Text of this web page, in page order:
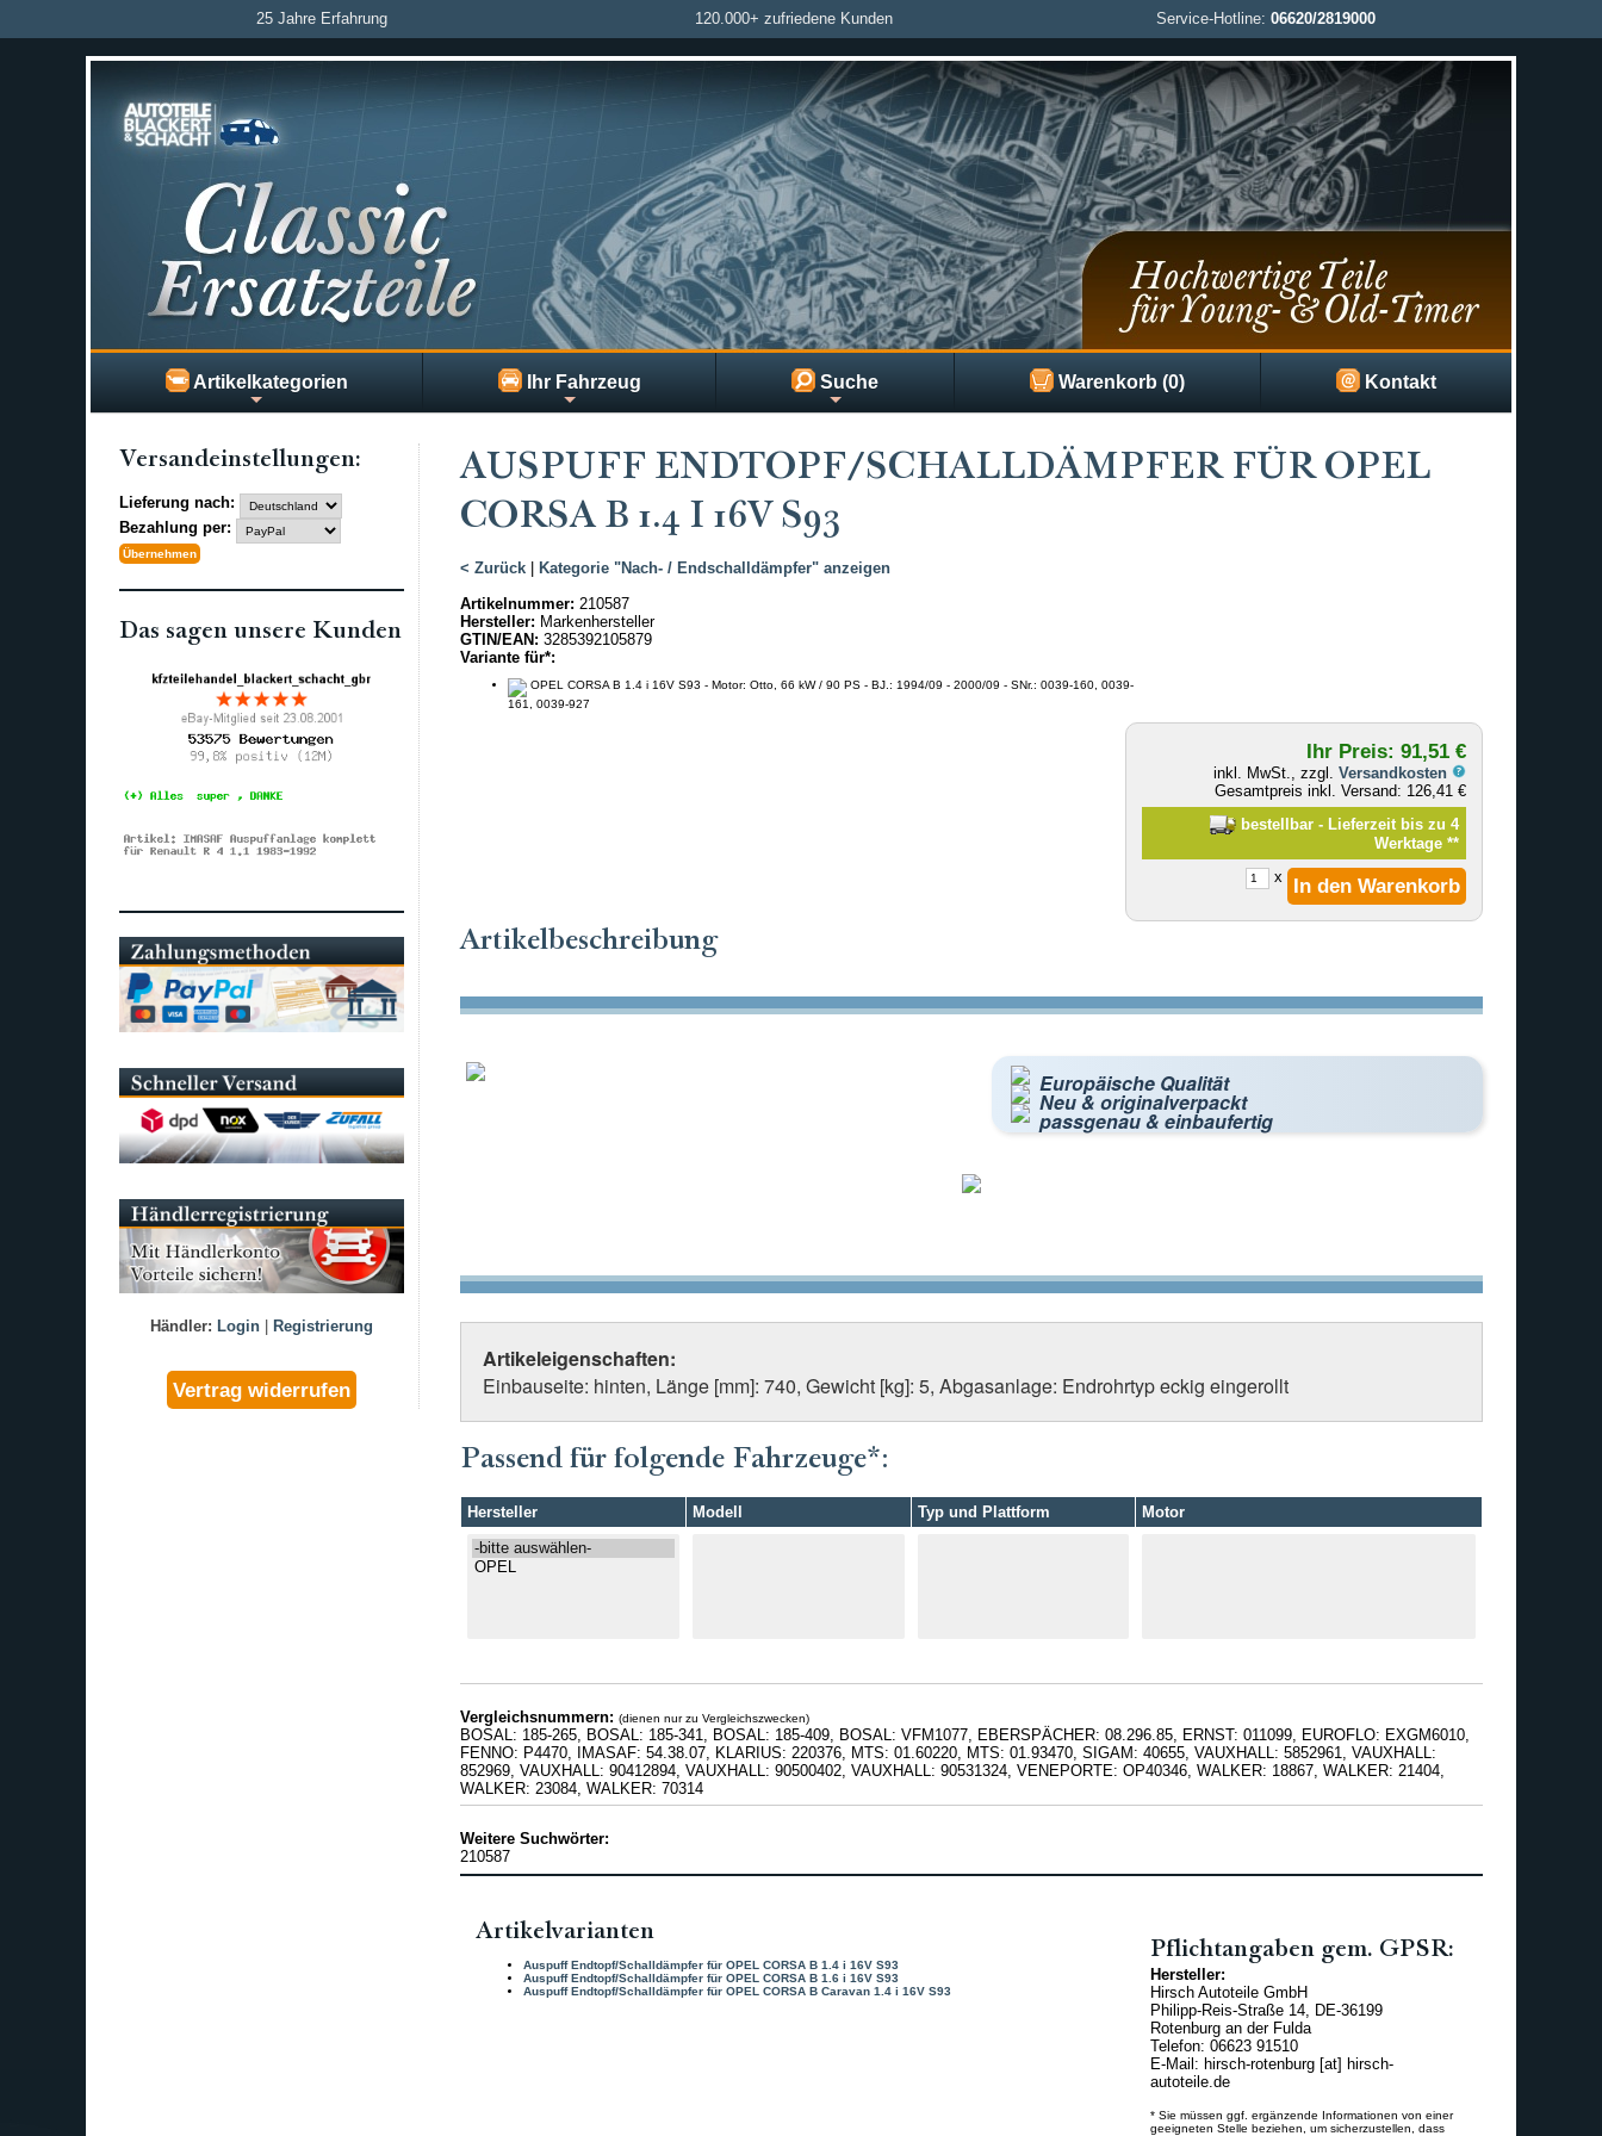
25 Jahre Erfahrung 120.000+ zufriedene Kunden Service-Hotline: 06620/2819000
Artikelkategorien Ihr Fahrzeug Suche Warenkorb (0) Kontakt
AUSPUFF ENDTOPF/SCHALLDÄMPFER FÜR OPEL
CORSA B 1.4 I 16V S93
< Zurück|
Kategorie "Nach- / Endschalldämpfer" anzeigen
Artikelnummer: 210587
Hersteller: Markenhersteller
GTIN/EAN: 3285392105879
Variante für*:
OPEL CORSA B 1.4 i 16V S93 - Motor: Otto, 66 kW / 90 PS - BJ.: 1994/09 - 2000/09 - SNr.: 0039-160, 0039-
161, 0039-927
Ihr Preis: 91,51 €
inkl. MwSt., zzgl.Versandkosten
Gesamtpreis inkl. Versand: 126,41 €
bestellbar - Lieferzeit bis zu 4
Werktage **
x
Artikelbeschreibung
Europäische Qualität
Neu & originalverpackt
passgenau & einbaufertig
Artikeleigenschaften:
Einbauseite: hinten, Länge [mm]: 740, Gewicht [kg]: 5, Abgasanlage: Endrohrtyp eckig eingerollt
Passend für folgende Fahrzeuge*:
Hersteller Modell Typ und Plattform Motor
Vergleichsnummern: (dienen nur zu Vergleichszwecken)
BOSAL: 185-265, BOSAL: 185-341, BOSAL: 185-409, BOSAL: VFM1077, EBERSPÄCHER: 08.296.85, ERNST: 011099, EUROFLO: EXGM6010,
FENNO: P4470, IMASAF: 54.38.07, KLARIUS: 220376, MTS: 01.60220, MTS: 01.93470, SIGAM: 40655, VAUXHALL: 5852961, VAUXHALL:
852969, VAUXHALL: 90412894, VAUXHALL: 90500402, VAUXHALL: 90531324, VENEPORTE: OP40346, WALKER: 18867, WALKER: 21404,
WALKER: 23084, WALKER: 70314
Weitere Suchwörter:
210587
Artikelvarianten
Auspuff Endtopf/Schalldämpfer für OPEL CORSA B 1.4 i 16V S93
Auspuff Endtopf/Schalldämpfer für OPEL CORSA B 1.6 i 16V S93
Auspuff Endtopf/Schalldämpfer für OPEL CORSA B Caravan 1.4 i 16V S93
Pflichtangaben gem. GPSR:
Hersteller:
Hirsch Autoteile GmbH
Philipp-Reis-Straße 14, DE-36199
Rotenburg an der Fulda
Telefon: 06623 91510
E-Mail: hirsch-rotenburg [at] hirsch-
autoteile.de
* Sie müssen ggf. ergänzende Informationen von einer
geeigneten Stelle beziehen, um sicherzustellen, dass
Versand­einstellungen:
Lieferung nach:
Bezahlung per:
Das sagen unsere Kunden
Händler: Login| Registrierung